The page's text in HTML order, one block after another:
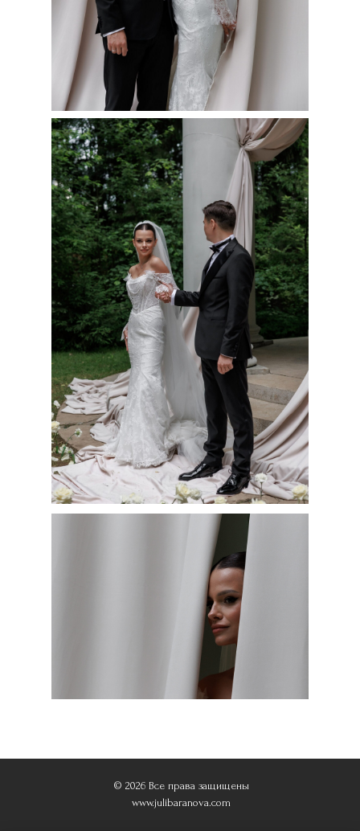
© 2026 Все права защищены
www.julibaranova.com